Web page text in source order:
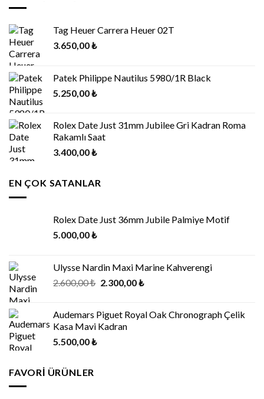
Tag Heuer Carrera Heuer 02T
3.650,00₺
Patek Philippe Nautilus 5980/1R Black
5.250,00₺
Rolex Date Just 31mm Jubilee Gri Kadran Roma
Rakamlı Saat
3.400,00₺
EN ÇOK SATANLAR
Rolex Date Just 36mm Jubile Palmiye Motif
5.000,00₺
Ulysse Nardin Maxi Marine Kahverengi
2.600,00₺ 2.300,00₺
Audemars Piguet Royal Oak Chronograph Çelik
Kasa Mavi Kadran
5.500,00₺
FAVORI ÜRÜNLER